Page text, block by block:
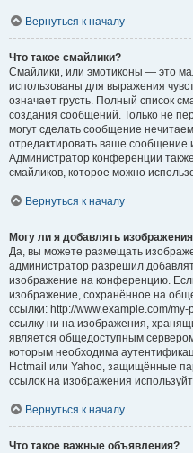
Вернуться к началу
Что такое смайлики?
Смайлики, или эмотиконы — это
использованы для выражения
означает грусть. Полный список
создания сообщений. Только не
могут сделать сообщение
отредактировать ваше сообщение
Администратор конференции
смайликов, которое можно
Вернуться к началу
Могу ли я добавлять
Да, вы можете размещать
администратор разрешил
изображение на конференцию.
изображение, сохранённое на
ссылки: http://www.example.com/
ссылку ни на изображения,
является общедоступным
которым необходима
Hotmail или Yahoo, защищённые
ссылок на изображения
Вернуться к началу
Что такое важные объявления?